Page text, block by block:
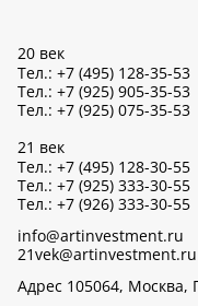
20 век
Тел.: +7 (495) 128-35-53
Тел.: +7 (925) 905-35-53
Тел.: +7 (925) 075-35-53
21 век
Тел.: +7 (495) 128-30-55
Тел.: +7 (925) 333-30-55
Тел.: +7 (926) 333-30-55
info@artinvestment.ru
Адрес 105064, Москва,